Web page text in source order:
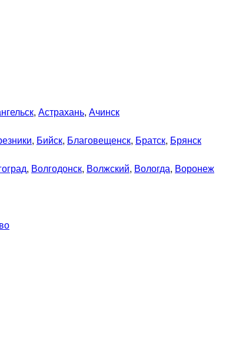
, Астрахань, Ачинск
, Бийск, Благовещенск, Братск, Брянск
, Волгодонск, Волжский, Вологда, Воронеж